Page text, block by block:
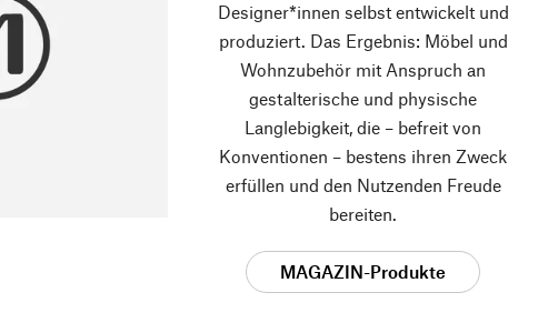
Designer*innen selbst entwickelt und
produziert. Das Ergebnis: Möbel und
Wohnzubehör mit Anspruch an
gestalterische und physische
Langlebigkeit, die – befreit von
Konventionen – bestens ihren Zweck
erfüllen und den Nutzenden Freude
bereiten.
MAGAZIN-Produkte